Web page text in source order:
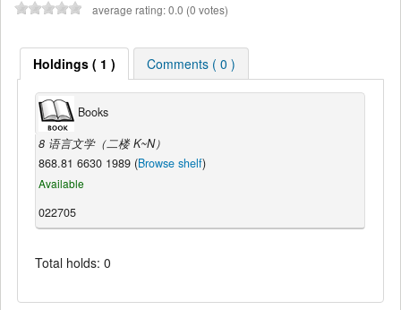
average rating: 0.0 (0 votes)
Holdings ( 1 ) Comments ( 0 )
Books
8 语言文学（二楼 K~N）
868.81 6630 1989 (Browse shelf)
Available
022705
Total holds: 0